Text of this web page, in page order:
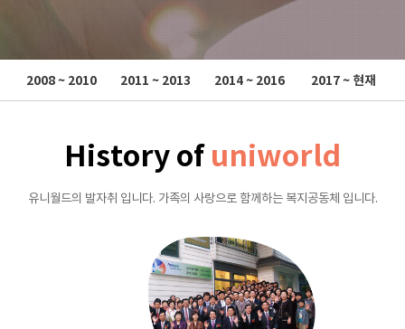
2008 ~ 2010 2011 ~ 2013 2014 ~ 2016 2017 ~ 현재
History ofuniworld
유니월드의 발자취 입니다. 가족의 사랑으로 함께하는 복지공동체 입니다.